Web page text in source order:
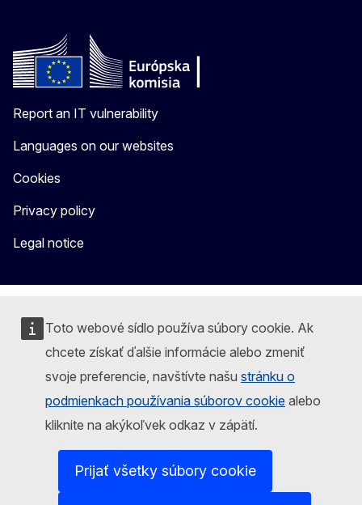
Toto webové sídlo používa súbory cookie. Ak
chcete získať ďalšie informácie alebo zmeniť
svoje preferencie, navštívte našu stránku o
podmienkach používania súborov cookie alebo
kliknite na akýkoľvek odkaz v zápätí.
Prijať všetky súbory cookie
Report an IT vulnerability
Languages on our websites
Cookies
Privacy policy
Legal notice